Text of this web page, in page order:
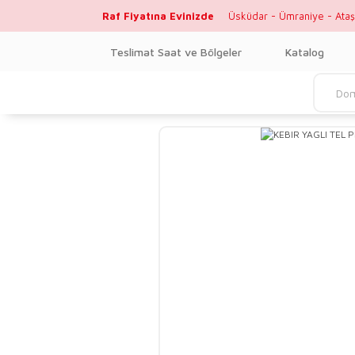
Raf Fiyatına Evinizde Üsküdar - Ümraniye -
Teslimat Saat ve Bölgeler Katalog